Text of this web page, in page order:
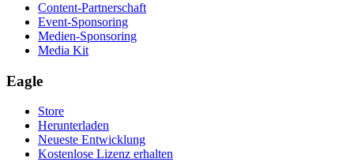
Content-Partnerschaft
Event-Sponsoring
Medien-Sponsoring
Media Kit
Eagle
Store
Herunterladen
Neueste Entwicklung
Kostenlose Lizenz erhalten